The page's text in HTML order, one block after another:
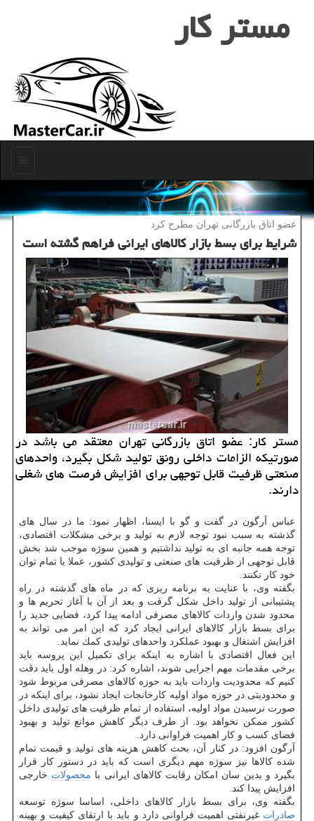
مستر كار
عضو اتاق بازرگانی تهران مطرح كرد
شرایط برای بسط بازار كالاهای ایرانی فراهم گشته است
مستر كار: عضو اتاق بازرگانی تهران معتقد می باشد در
صورتیكه الزامات داخلی رونق تولید شكل بگیرد، واحدهای
صنعتی ظرفیت قابل توجهی برای افزایش فرصت های شغلی
دارند.
عباس آرگون در گفت و گو با ایسنا، اظهار نمود: ما در سال های
گذشته به سبب نبود توجه لازم به تولید و برخی مشكلات اقتصادی،
توجه همه جانبه ای به تولید نداشتیم و همین سوژه موجب شد بخش
قابل توجهی از ظرفیت های صنعتی و تولیدی كشور، عملا با تمام توان
خود كار نكنند.
بگفته وی، با عنایت به برنامه ریزی كه در ماه های گذشته در راه
پشتیبانی از تولید داخل شكل گرفت و بعد از آن با آغاز تحریم ها و
محدود شدن واردات كالاهای مصرفی ادامه پیدا كرد، فضایی جدید را
برای بسط بازار كالاهای ایرانی ایجاد كرد كه این امر می تواند به
افزایش اشتغال و بهبود عملكرد واحدهای تولیدی كمك نماید.
این فعال اقتصادی با اشاره به اینكه برای تكمیل این پروسه باید
برخی مقدمات مهم اجرایی شوند، اشاره كرد: در وهله اول باید دقت
كنیم كه محدودیت واردات باید به حوزه كالاهای مصرفی مربوط شود
و محدودیتی در حوزه مواد اولیه كارخانجات ایجاد نشود، برای اینكه در
صورت نرسیدن مواد اولیه، استفاده از تمام ظرفیت های تولیدی داخل
كشور ممكن نخواهد بود. از طرف دیگر كاهش موانع تولید و بهبود
فضای كسب و كار اهمیت فراوانی دارد.
آرگون افزود: در كنار آن، بحث كاهش هزینه های تولید و قیمت تمام
شده كالاها نیز سوژه مهم دیگری است كه باید در دستور كار قرار
بگیرد و بدین سان امكان رقابت كالاهای ایرانی با محصولات خارجی
افزایش پیدا كند.
بگفته وی، برای بسط بازار كالاهای داخلی، اساسا سوژه توسعه
صادرات غیرنفتی اهمیت فراوانی دارد و باید با ارتقای كیفیت و بهینه